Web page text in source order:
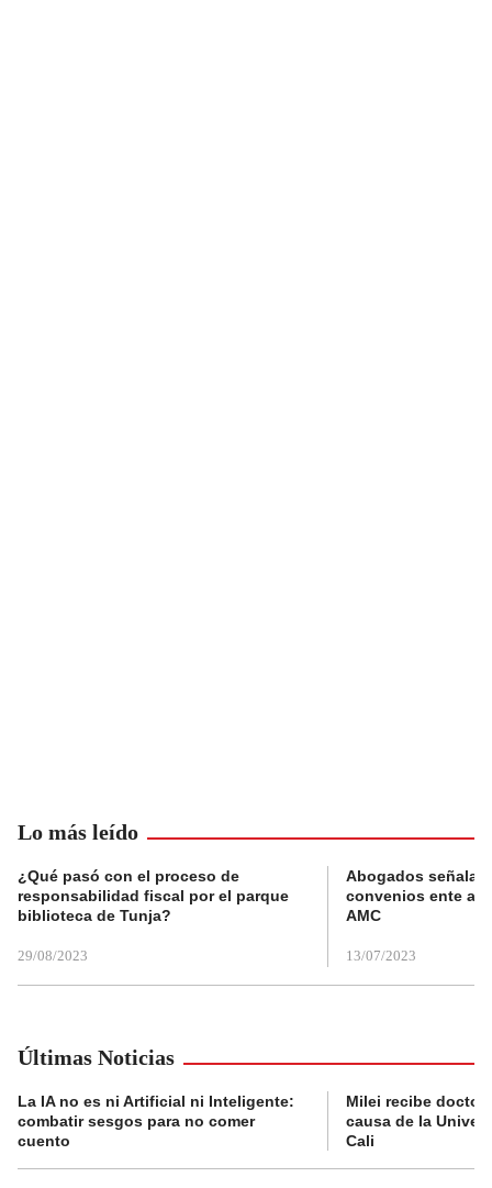
Lo más leído
¿Qué pasó con el proceso de
responsabilidad fiscal por el parque
biblioteca de Tunja?
29/08/2023
Abogados
convenios ente
AMC
13/07/2023
Últimas Noticias
La IA no es ni Artificial ni Inteligente:
combatir sesgos para no comer
cuento
Milei recibe
causa de la
Cali